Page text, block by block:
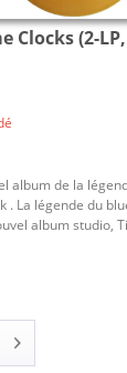
Clocks (2-
album de la
La légende du
album studio,